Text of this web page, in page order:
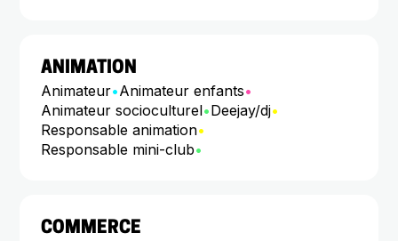
ANIMATION
Animateur•Animateur enfants•
Animateur socioculturel•Deejay/dj•
Responsable animation•
Responsable mini-club•
COMMERCE